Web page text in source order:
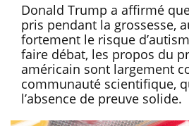
Donald Trump a affirmé
pris pendant la grossesse,
fortement le risque
faire débat, les propos du
américain sont largement
communauté scientifique,
l’absence de preuve solide.